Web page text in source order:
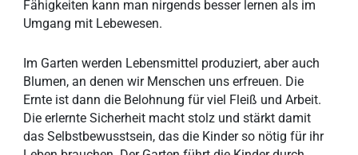
Fähigkeiten kann man nirgends besser lernen als im
Umgang mit Lebewesen.
Im Garten werden Lebensmittel produziert, aber auch
Blumen, an denen wir Menschen uns erfreuen. Die
Ernte ist dann die Belohnung für viel Fleiß und Arbeit.
Die erlernte Sicherheit macht stolz und stärkt damit
das Selbstbewusstsein, das die Kinder so nötig für ihr